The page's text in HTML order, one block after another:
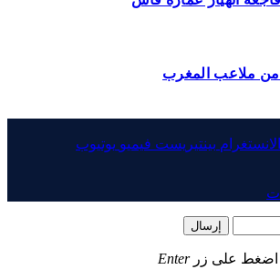
الانستغرام بينتيريست فيميو يوتيوب
إرسال
اضغط على زرEnter